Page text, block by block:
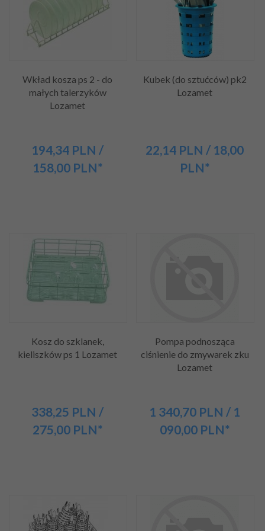
Wkład kosza ps 2 - do
małych talerzyków
Lozamet
194,34 PLN /
158,00 PLN*
Kubek (do sztućców) pk2
Lozamet
22,14 PLN / 18,00
PLN*
Kosz do szklanek,
kieliszków ps 1 Lozamet
338,25 PLN /
275,00 PLN*
Pompa podnosząca
ciśnienie do zmywarek zku
Lozamet
1 340,70 PLN / 1
090,00 PLN*